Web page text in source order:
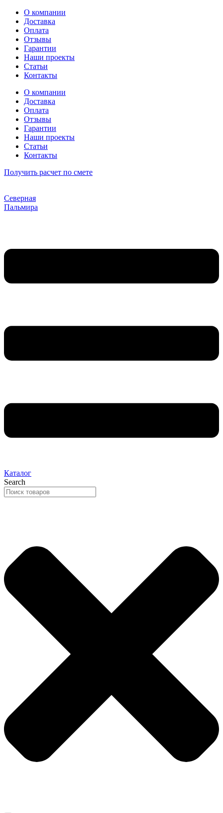
Перейти
содержимому
О компании
Доставка
Оплата
Отзывы
Гарантии
Наши проекты
Статьи
Контакты
О компании
Доставка
Оплата
Отзывы
Гарантии
Наши проекты
Статьи
Контакты
Получить расчет по смете
Северная
Пальмира
Каталог
Search